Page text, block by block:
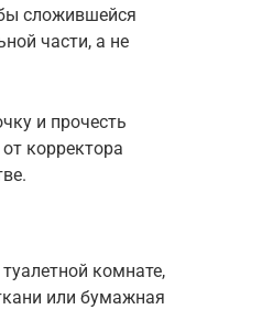
сложившейся
части, а не
и прочесть
корректора
комнате,
или бумажная